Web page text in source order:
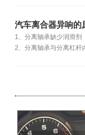
汽车离合器异响的
1、分离轴承缺少润滑剂
2、分离轴承与分离杠杆